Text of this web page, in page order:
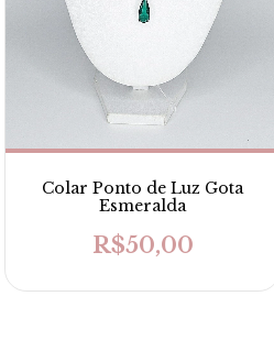
Colar Ponto de Luz Gota
Esmeralda
R$50,00